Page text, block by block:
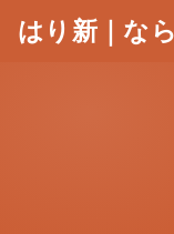
はり新｜な